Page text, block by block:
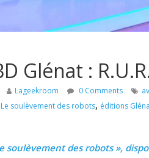
Glénat :
Lageekroom 0 Comments
Le soulèvement des robots, éditions
soulèvement des robots »,